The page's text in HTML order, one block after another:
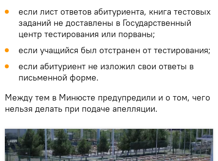
если лист ответов абитуриента, книга тестовых
заданий не доставлены в Государственный
центр тестирования или порваны;
если учащийся был отстранен от тестирования;
если абитуриент не изложил свои ответы в
письменной форме.
Между тем в Минюсте предупредили и о том, чего
нельзя делать при подаче апелляции.